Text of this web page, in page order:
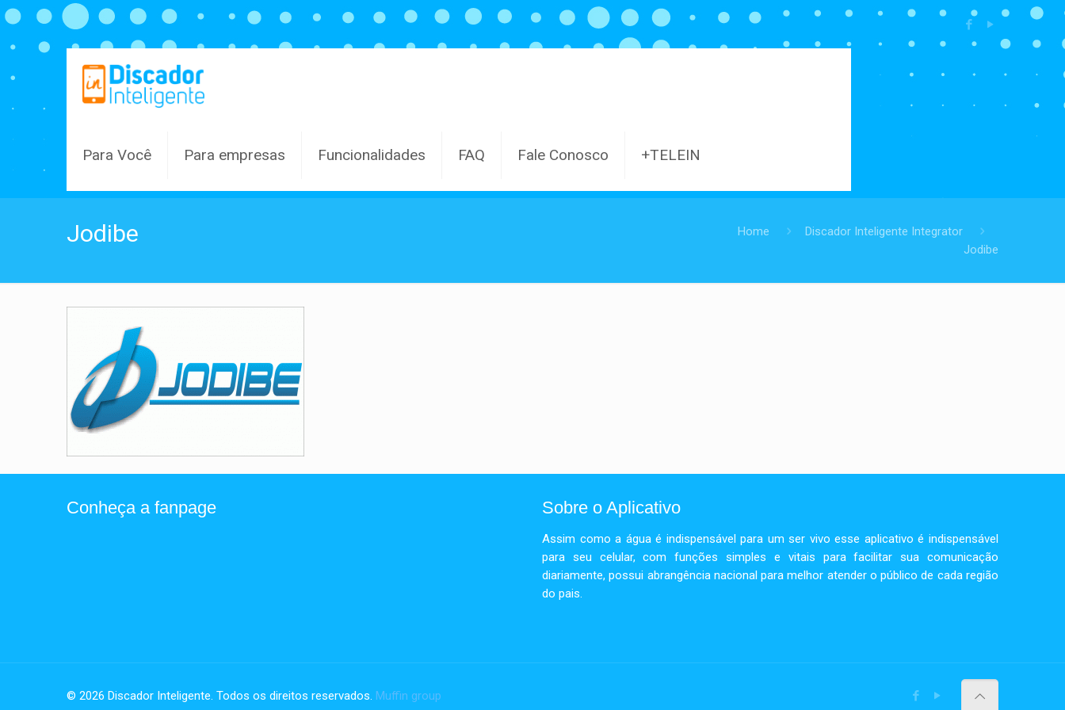
Para Você Para empresas Funcionalidades FAQ Fale Conosco +TELEIN
Jodibe Home
Discador Inteligente Integrator
Jodibe
Conheça a fanpage Sobre o Aplicativo
Assim como a água é indispensável para um ser vivo esse aplicativo é indispensável
para seu celular, com funções simples e vitais para facilitar sua comunicação
diariamente, possui abrangência nacional para melhor atender o público de cada região
do pais.
© 2026 Discador Inteligente. Todos os direitos reservados. Muffin group